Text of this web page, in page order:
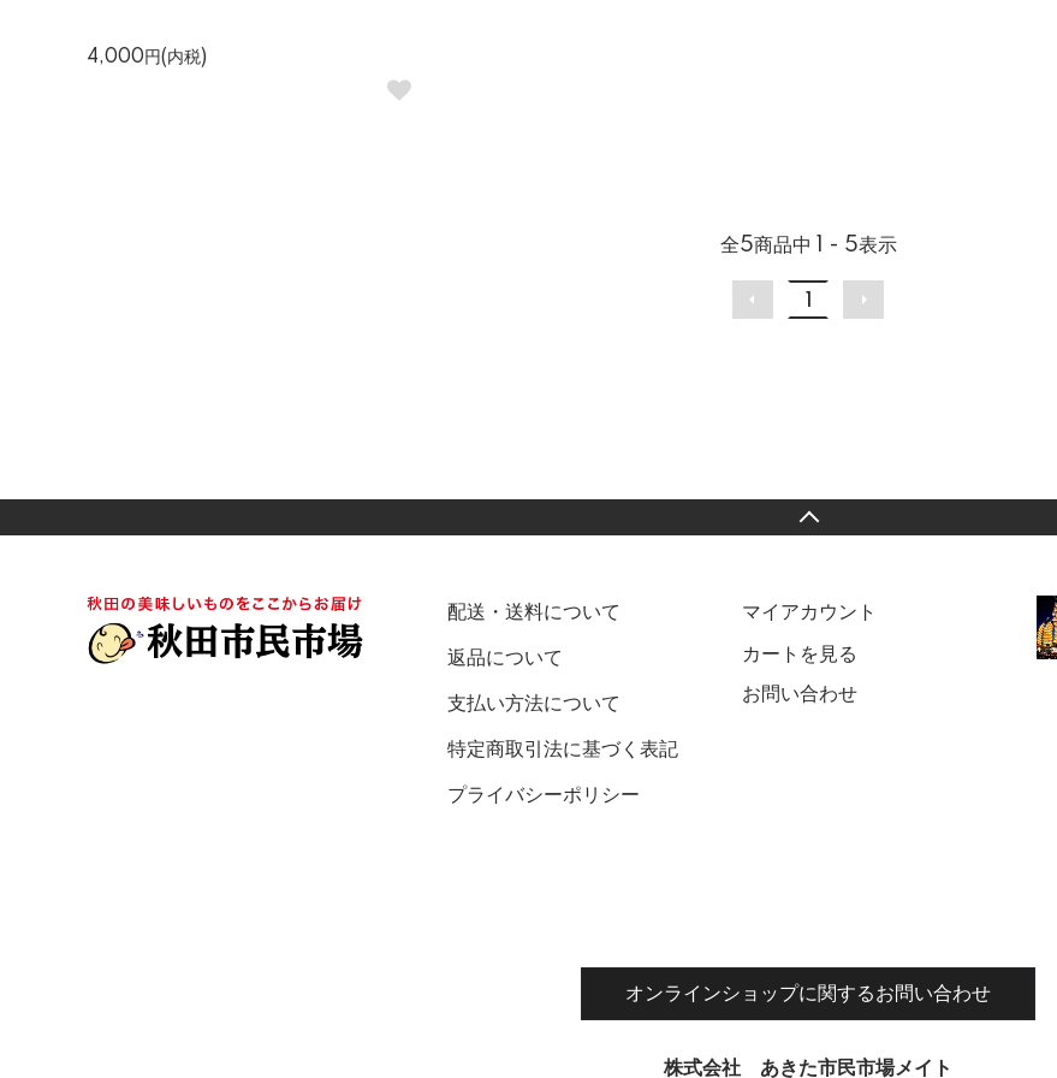
4,000円(内税)
全5商品中 1 - 5表示
配送・送料について
返品について
支払い方法について
特定商取引法に基づく表記
プライバシーポリシー
マイアカウント
カートを見る
お問い合わせ
オンラインショップに関するお問い合わせ
株式会社 あきた市民市場メイト